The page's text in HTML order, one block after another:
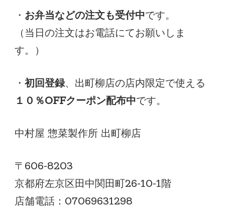
・ お弁当などの注文も受付中です。
（当日の注文はお電話にてお願いしま
す。）
・ 初回登録、出町柳店の店内限定で使える
１０％OFFクーポン配布中です。
中村屋 惣菜製作所 出町柳店
〒606-8203
京都府左京区田中関田町26-10-1階
店舗電話：07069631298